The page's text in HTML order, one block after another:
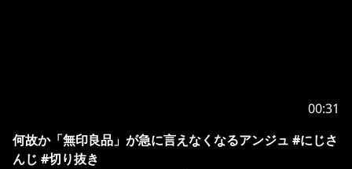
00:31
何故か「無印良品」が急に言えなくなるアンジュ #にじさ
んじ #切り抜き